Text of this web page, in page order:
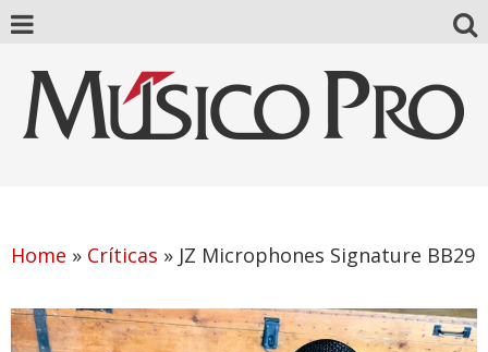
Home » Críticas » JZ Microphones Signature BB29